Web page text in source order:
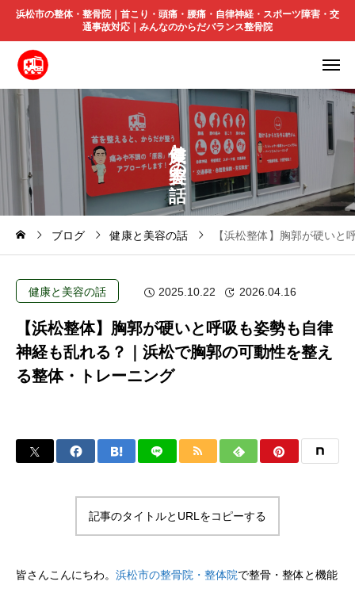
浜松市の整体・整骨院｜首こり・頭痛・腰痛・自律神経・スポーツ障害・交
通事故対応｜みんなのからだバランス整骨院
と
の
ブログ 健康と美容の話 【浜松整体】胸郭が硬い
健康と美容の話 2025.10.22 2026.04.16
【浜松整体】胸郭が硬いと呼吸も姿勢も自律
神経も乱れる？｜浜松で胸郭の可動性を整え
る整体・トレーニング
記事のタイトルとURLをコピーする
皆さんこんにちわ。 浜松市の整骨院・整体院で整骨・整体と機能